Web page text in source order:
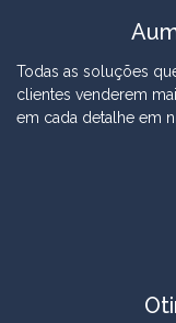
Todas as soluções
clientes venderem
em cada detalhe em